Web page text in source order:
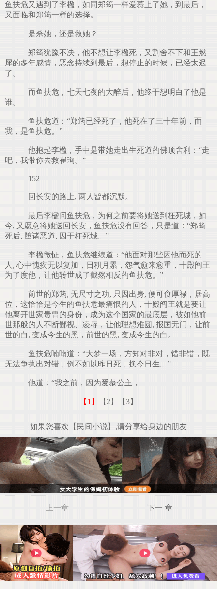
鱼扶危又遇到了李楹，如同郑筠一样爱慕上了她，到最后，
又面临和郑筠一样的选择。
是杀她，还是救她？
郑筠犹豫不决，他不想让李楹死，又割舍不下和王燃
犀的多年感情，恶念持续到最后，想停止的时候，已经太迟
了。
而鱼扶危，七天七夜的大醉后，他终于想明白了他是
谁。
鱼扶危道：“郑筠已经死了，他死在了三十年前，而
我，是鱼扶危。”
他抱起李楹，手中是带她走出生死道的佛顶舍利：“走
吧，我带你去救崔珣。”
152
回长安的路上, 两人皆都沉默。
最后李楹问鱼扶危，为何之前要将她送到枉死城，如
今, 又愿意将她送回长安，鱼扶危没有回答，只是道：“郑筠
死后, 堕诸恶道, 囚于枉死城。”
李楹微怔，鱼扶危继续道：“他面对那些因他而死的
人, 心中愧疚无以复加，日积月累，怨气愈来愈重，十殿阎王
为了度他，让他转世成了截然相反的鱼扶危。”
前世的郑筠, 无尺寸之功, 只因出身, 便可食厚禄，居高
位，这恰恰是今生的鱼扶危最痛恨的人，十殿阎王就是要让
他离开世家贵胄的身份，成为这个国家的最底层，被如他前
世那般的人不断鄙视、凌辱，让他理想难圆, 报国无门，让前
世的白, 变成今生的黑，前世的黑, 变成今生的白。
鱼扶危喃喃道：“大梦一场，方知对非对，错非错，既
无法争执出对错，倒不如以昨日死，换今日生。”
他道：“我之前，因为爱慕公主，
【1】 【2】 【3】
如果您喜欢【民间小说】,请分享给身边的朋友
上一章 下一 章